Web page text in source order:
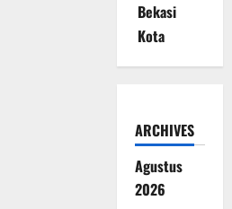
Bekasi
Kota
ARCHIVES
Agustus
2026